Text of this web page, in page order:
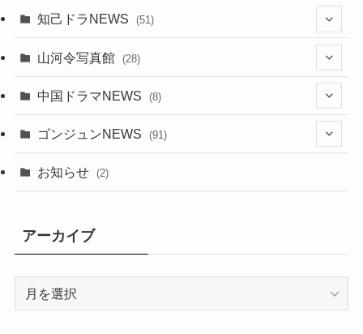
(29)
(20)
(21)
(14)
知己ドラNEWS (51)
(42)
(5)
山河令写真館 (28)
(17)
中国ドラマNEWS (8)
(1)
(6)
ゴンジュンNEWS (91)
(16)
(17)
お知らせ (2)
アーカイブ